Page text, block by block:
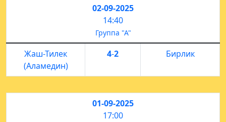
02-09-2025
14:40
Группа "А"
Жаш-Тилек
(Аламедин)
4-2 Бирлик
01-09-2025
17:00